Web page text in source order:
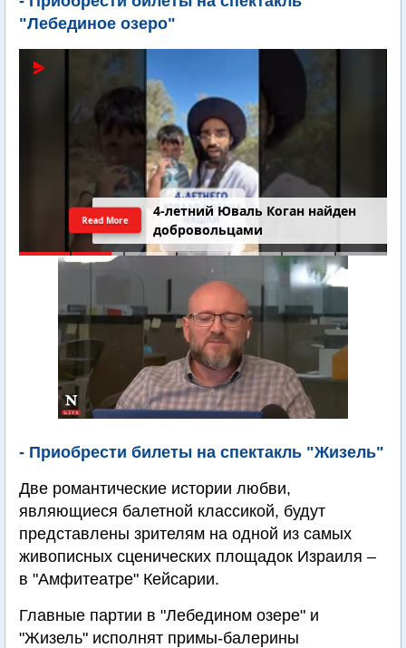
"Лебединое озеро"
4-летний Юваль Коган найден
добровольцами
Read More
- Приобрести билеты на спектакль "Жизель"
Две романтические истории любви,
являющиеся балетной классикой, будут
представлены зрителям на одной из самых
живописных сценических площадок Израиля –
в "Амфитеатре" Кейсарии.
Главные партии в "Лебедином озере" и
"Жизель" исполнят примы-балерины